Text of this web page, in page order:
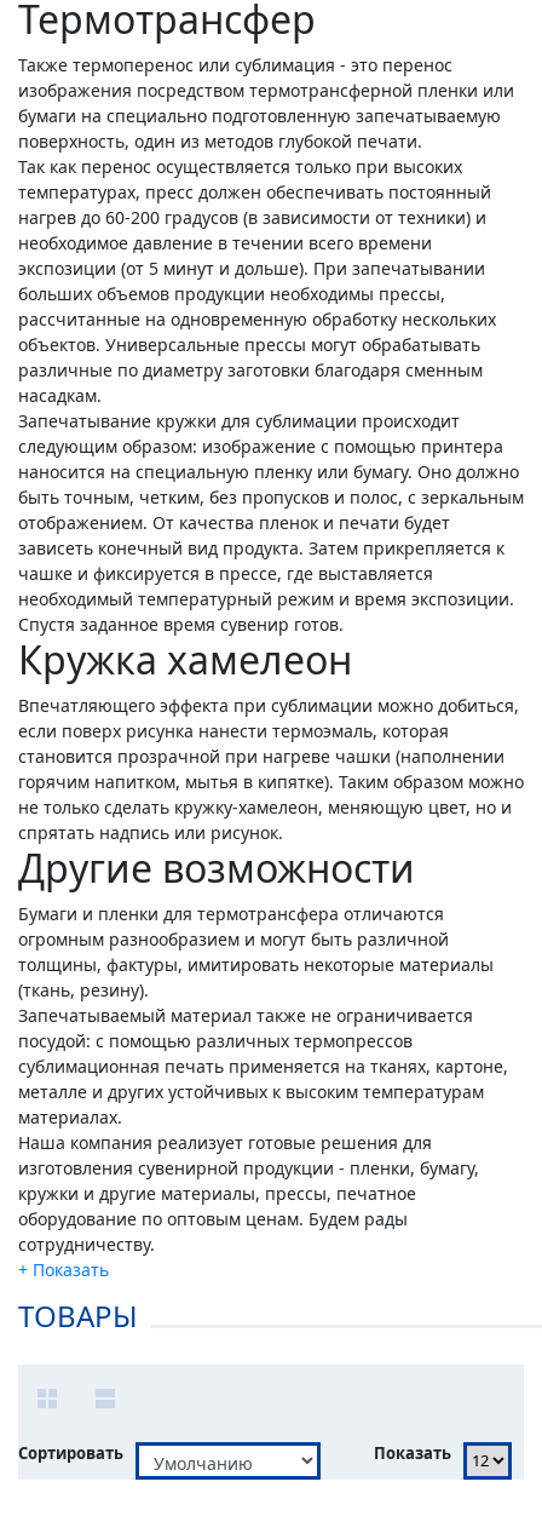
Термотрансфер
Также термоперенос или сублимация - это перенос
изображения посредством термотрансферной пленки или
бумаги на специально подготовленную запечатываемую
поверхность, один из методов глубокой печати.
Так как перенос осуществляется только при высоких
температурах, пресс должен обеспечивать постоянный
нагрев до 60-200 градусов (в зависимости от техники) и
необходимое давление в течении всего времени
экспозиции (от 5 минут и дольше). При запечатывании
больших объемов продукции необходимы прессы,
рассчитанные на одновременную обработку нескольких
объектов. Универсальные прессы могут обрабатывать
различные по диаметру заготовки благодаря сменным
насадкам.
Запечатывание кружки для сублимации происходит
следующим образом: изображение с помощью принтера
наносится на специальную пленку или бумагу. Оно должно
быть точным, четким, без пропусков и полос, с зеркальным
отображением. От качества пленок и печати будет
зависеть конечный вид продукта. Затем прикрепляется к
чашке и фиксируется в прессе, где выставляется
необходимый температурный режим и время экспозиции.
Спустя заданное время сувенир готов.
Кружка хамелеон
Впечатляющего эффекта при сублимации можно добиться,
если поверх рисунка нанести термоэмаль, которая
становится прозрачной при нагреве чашки (наполнении
горячим напитком, мытья в кипятке). Таким образом можно
не только сделать кружку-хамелеон, меняющую цвет, но и
спрятать надпись или рисунок.
Другие возможности
Бумаги и пленки для термотрансфера отличаются
огромным разнообразием и могут быть различной
толщины, фактуры, имитировать некоторые материалы
(ткань, резину).
Запечатываемый материал также не ограничивается
посудой: с помощью различных термопрессов
сублимационная печать применяется на тканях, картоне,
металле и других устойчивых к высоким температурам
материалах.
Наша компания реализует готовые решения для
изготовления сувенирной продукции - пленки, бумагу,
кружки и другие материалы, прессы, печатное
оборудование по оптовым ценам. Будем рады
сотрудничеству.
ТОВАРЫ
Сортировать Показать